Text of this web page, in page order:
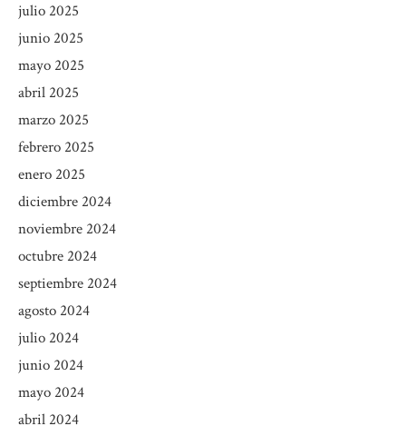
julio 2025
junio 2025
mayo 2025
abril 2025
marzo 2025
febrero 2025
enero 2025
diciembre 2024
noviembre 2024
octubre 2024
septiembre 2024
agosto 2024
julio 2024
junio 2024
mayo 2024
abril 2024